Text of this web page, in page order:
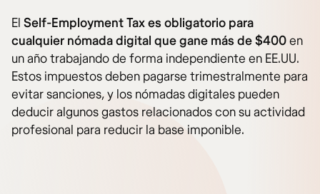
El Self-Employment Taxes obligatorio para
cualquier nómada digital que gane más de $400en
un año trabajando de forma independiente en EE.UU.
Estos impuestos deben pagarse trimestralmente para
evitar sanciones, y los nómadas digitales pueden
deducir algunos gastos relacionados con su actividad
profesional para reducir la base imponible.